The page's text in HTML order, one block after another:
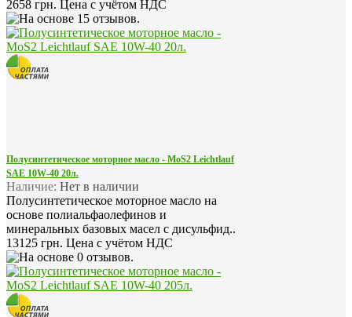
2658 грн. Цена с учётом НДС
Полусинтетическое моторное масло - MoS2 Leichtlauf
SAE 10W-40 20л.
Наличие: Нет в наличии
Полусинтетическое моторное масло на
основе полиальфаолефинов и
минеральных базовых масел с дисульфид..
13125 грн. Цена с учётом НДС